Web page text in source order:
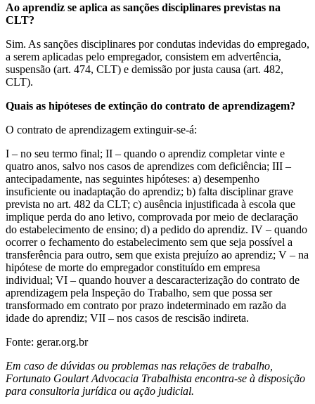
Ao aprendiz se aplica as sanções disciplinares previstas na
CLT?
Sim. As sanções disciplinares por condutas indevidas do empregado,
a serem aplicadas pelo empregador, consistem em advertência,
suspensão (art. 474, CLT) e demissão por justa causa (art. 482,
CLT).
Quais as hipóteses de extinção do contrato de aprendizagem?
O contrato de aprendizagem extinguir-se-á:
I – no seu termo final; II – quando o aprendiz completar vinte e
quatro anos, salvo nos casos de aprendizes com deficiência; III –
antecipadamente, nas seguintes hipóteses: a) desempenho
insuficiente ou inadaptação do aprendiz; b) falta disciplinar grave
prevista no art. 482 da CLT; c) ausência injustificada à escola que
implique perda do ano letivo, comprovada por meio de declaração
do estabelecimento de ensino; d) a pedido do aprendiz. IV – quando
ocorrer o fechamento do estabelecimento sem que seja possível a
transferência para outro, sem que exista prejuízo ao aprendiz; V – na
hipótese de morte do empregador constituído em empresa
individual; VI – quando houver a descaracterização do contrato de
aprendizagem pela Inspeção do Trabalho, sem que possa ser
transformado em contrato por prazo indeterminado em razão da
idade do aprendiz; VII – nos casos de rescisão indireta.
Fonte: gerar.org.br
Em caso de dúvidas ou problemas nas relações de trabalho,
Fortunato Goulart Advocacia Trabalhista encontra-se à disposição
para consultoria jurídica ou ação judicial.